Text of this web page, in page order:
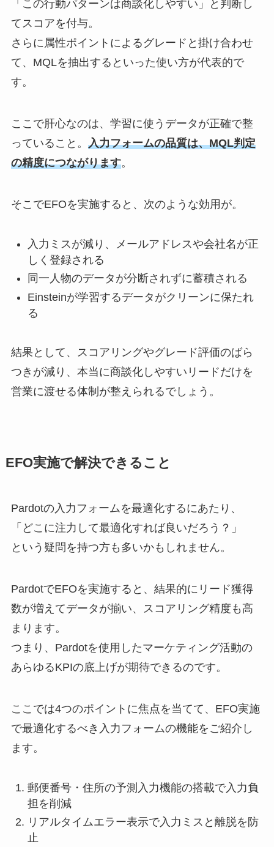
「この行動パターンは商談化しやすい」と判断し
てスコアを付与。
さらに属性ポイントによるグレードと掛け合わせ
て、MQLを抽出するといった使い方が代表的で
す。
ここで肝心なのは、学習に使うデータが正確で整
っていること。 入力フォームの品質は、MQL判定
の精度につながります。
そこでEFOを実施すると、次のような効用が。
入力ミスが減り、メールアドレスや会社名が正
しく登録される
同一人物のデータが分断されずに蓄積される
Einsteinが学習するデータがクリーンに保たれ
る
結果として、スコアリングやグレード評価のばら
つきが減り、本当に商談化しやすいリードだけを
営業に渡せる体制が整えられるでしょう。
EFO実施で解決できること
Pardotの入力フォームを最適化するにあたり、
「どこに注力して最適化すれば良いだろう？」
という疑問を持つ方も多いかもしれません。
PardotでEFOを実施すると、結果的にリード獲得
数が増えてデータが揃い、スコアリング精度も高
まります。
つまり、Pardotを使用したマーケティング活動の
あらゆるKPIの底上げが期待できるのです。
ここでは4つのポイントに焦点を当てて、EFO実施
で最適化するべき入力フォームの機能をご紹介し
ます。
郵便番号・住所の予測入力機能の搭載で入力負
担を削減
リアルタイムエラー表示で入力ミスと離脱を防
止